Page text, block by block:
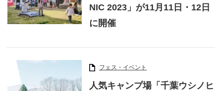
NIC 2023」が11月11日・12日
に開催
フェス・イベント
人気キャンプ場「千葉ウシノヒ